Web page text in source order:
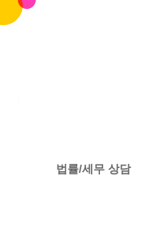
법률/세무 상담